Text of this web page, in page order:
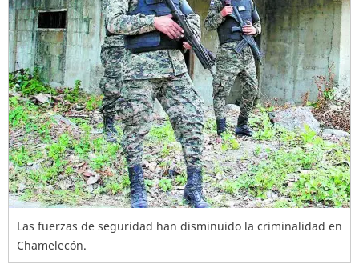
Las fuerzas de seguridad han disminuido la criminalidad en
Chamelecón.